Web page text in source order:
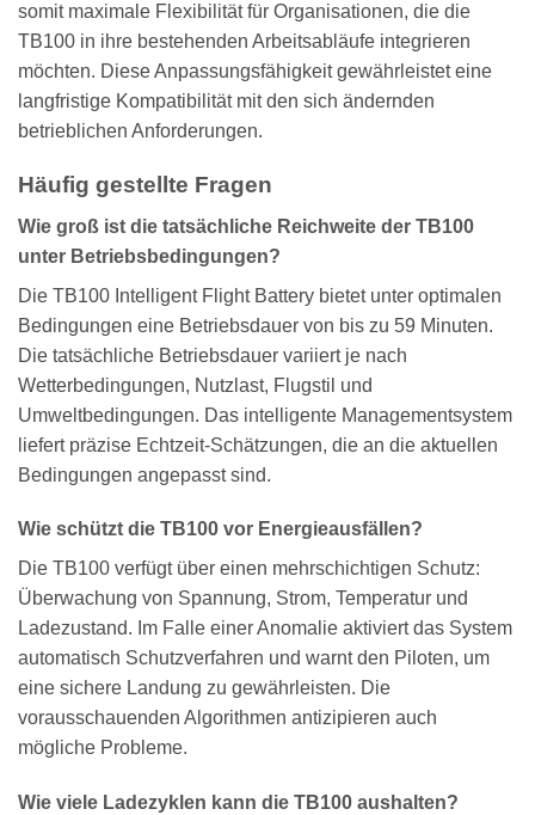
somit maximale Flexibilität für Organisationen, die die
TB100 in ihre bestehenden Arbeitsabläufe integrieren
möchten. Diese Anpassungsfähigkeit gewährleistet eine
langfristige Kompatibilität mit den sich ändernden
betrieblichen Anforderungen.
Häufig gestellte Fragen
Wie groß ist die tatsächliche Reichweite der TB100
unter Betriebsbedingungen?
Die TB100 Intelligent Flight Battery bietet unter optimalen
Bedingungen eine Betriebsdauer von bis zu 59 Minuten.
Die tatsächliche Betriebsdauer variiert je nach
Wetterbedingungen, Nutzlast, Flugstil und
Umweltbedingungen. Das intelligente Managementsystem
liefert präzise Echtzeit-Schätzungen, die an die aktuellen
Bedingungen angepasst sind.
Wie schützt die TB100 vor Energieausfällen?
Die TB100 verfügt über einen mehrschichtigen Schutz:
Überwachung von Spannung, Strom, Temperatur und
Ladezustand. Im Falle einer Anomalie aktiviert das System
automatisch Schutzverfahren und warnt den Piloten, um
eine sichere Landung zu gewährleisten. Die
vorausschauenden Algorithmen antizipieren auch
mögliche Probleme.
Wie viele Ladezyklen kann die TB100 aushalten?